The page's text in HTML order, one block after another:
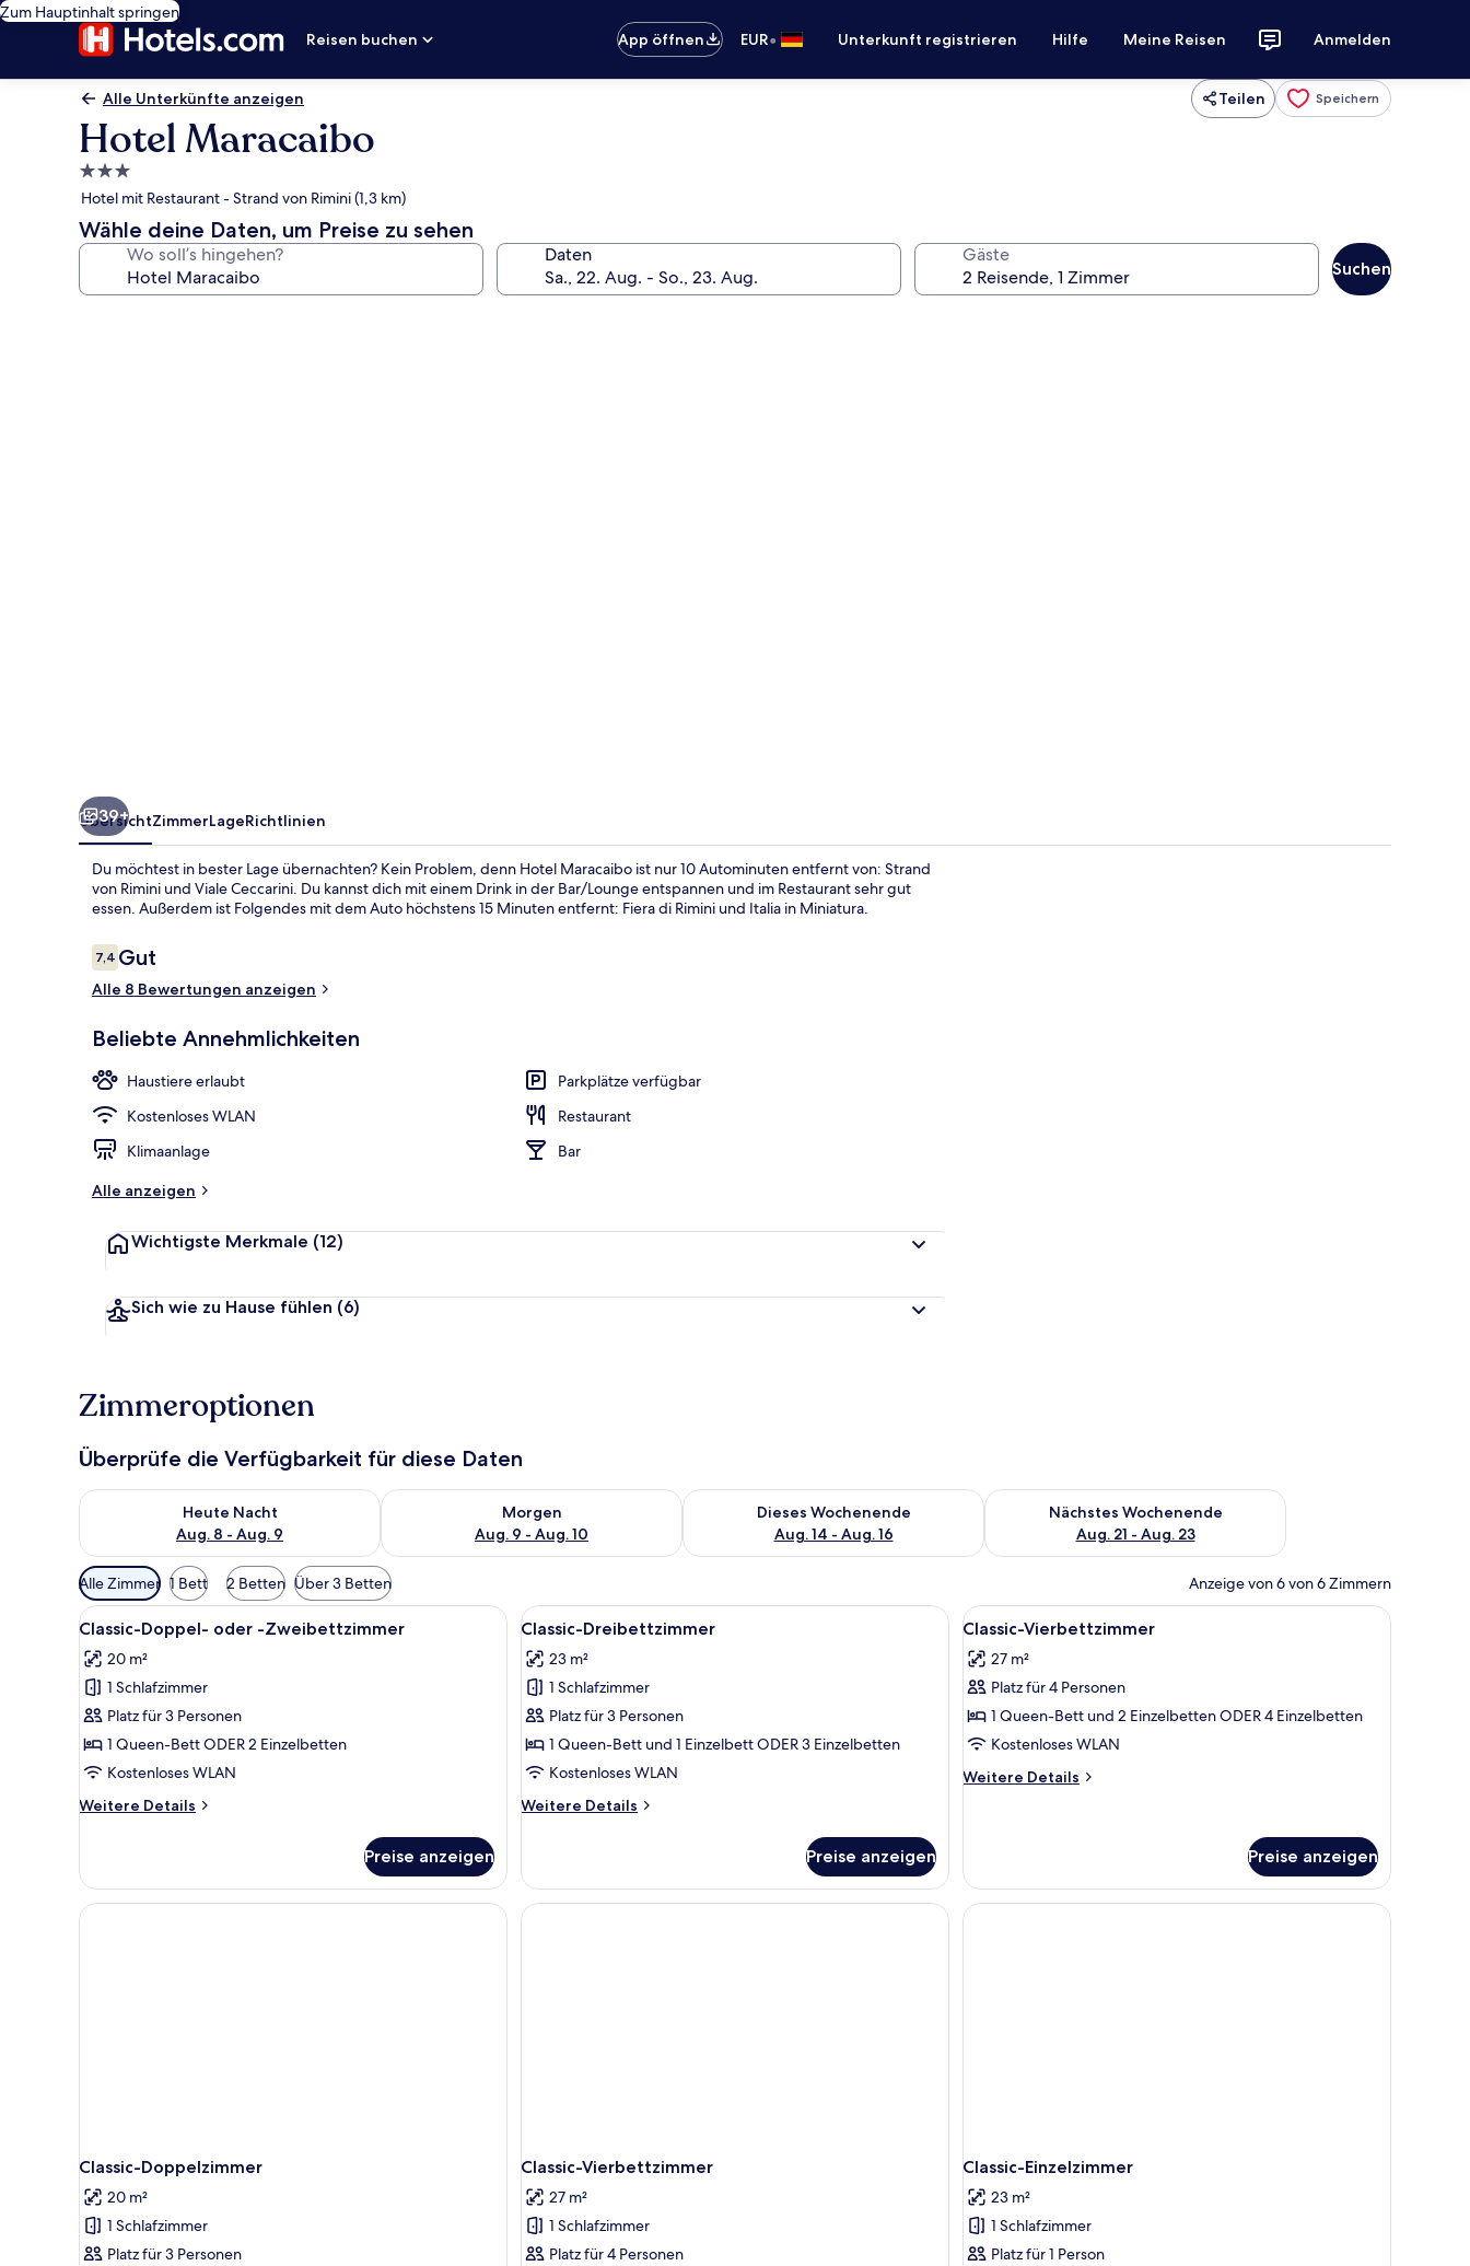
Zum Hauptinhalt springen
Reisen buchen
App öffnen EUR• Unterkunft registrieren Hilfe Meine Reisen Anmelden
Alle Unterkünfte anzeigen Teilen Speichern
Hotel Maracaibo
3.0-
Sterne-
Unterkunft
Hotel mit Restaurant - Strand von Rimini (1,3 km)
Wähle deine Daten, um Preise zu sehen
Wo soll’s hingehen? Daten Gäste
Suchen
39+
ÜbersichtZimmerLageRichtlinien
Du möchtest in bester Lage übernachten? Kein Problem, denn Hotel Maracaibo ist nur 10 Autominuten entfernt von: Strand
von Rimini und Viale Ceccarini. Du kannst dich mit einem Drink in der Bar/Lounge entspannen und im Restaurant sehr gut
essen. Außerdem ist Folgendes mit dem Auto höchstens 15 Minuten entfernt: Fiera di Rimini und Italia in Miniatura.
Bewertungen
7,47,4 von 10.
Gut
Alle 8 Bewertungen anzeigen
Beliebte Annehmlichkeiten
Haustiere erlaubt
Parkplätze verfügbar
Kostenloses WLAN
Restaurant
Klimaanlage
Bar
Alle anzeigen
Wichtigste Merkmale (12)
Sich wie zu Hause fühlen (6)
Zimmeroptionen
Überprüfe die Verfügbarkeit für diese Daten
Heute Nacht
Aug. 8 - Aug. 9
Überprüfe die Verfügbarkeit für heute Nacht, Aug. 8 - Aug. 9.
Morgen
Aug. 9 - Aug. 10
Überprüfe die Verfügbarkeit für morgen, Aug. 9 - Aug. 10.
Dieses Wochenende
Aug. 14 - Aug. 16
Überprüfe die Verfügbarkeit für dieses Wochenende, Aug. 14 - Aug. 16.
Nächstes Wochenende
Aug. 21 - Aug. 23
Überprüfe die Verfügbarkeit für nächstes Wochenende, Aug.
Verfügbare
Filter
für
Zimmer
Alle Zimmer 1 Bett 2 Betten Über 3 Betten Anzeige von 6 von 6 Zimmern
Alle
Fotos
für
Classic-
Doppel-
oder
-
anzeigen
Classic-Doppel- oder -Zweibettzimmer | Schreibtisch, laptopgeeigneter Arbeitsplatz, kostenloses WLAN
7
Classic-Doppel- oder -Zweibettzimmer
20 m²
1 Schlafzimmer
Platz für 3 Personen
1 Queen-Bett ODER 2 Einzelbetten
Kostenloses WLAN
Weitere Details
Weitere
Doppel-
oder
-
Preise anzeigen
Alle
Fotos
für
Classic-
Dreibettzimmer
anzeigen
Classic-Dreibettzimmer | Schreibtisch, laptopgeeigneter Arbeitsplatz, kostenloses WLAN
5
Classic-Dreibettzimmer
23 m²
1 Schlafzimmer
Platz für 3 Personen
1 Queen-Bett und 1 Einzelbett ODER 3 Einzelbetten
Kostenloses WLAN
Weitere Details
Weitere
Dreibettzimmer
Preise anzeigen
Alle
Fotos
für
Classic-
Vierbettzimmer
anzeigen
Dusche, kostenlose Toilettenartikel,
4
Classic-Vierbettzimmer
27 m²
Platz für 4 Personen
1 Queen-Bett und 2 Einzelbetten ODER 4 Einzelbetten
Kostenloses WLAN
Weitere Details
Weitere
Preise anzeigen
Classic-Doppelzimmer
20 m²
1 Schlafzimmer
Platz für 3 Personen
Classic-Vierbettzimmer
27 m²
1 Schlafzimmer
Platz für 4 Personen
Classic-Einzelzimmer
23 m²
1 Schlafzimmer
Platz für 1 Person